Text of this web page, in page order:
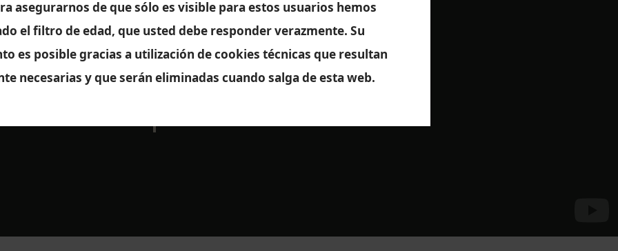
se caracteriza por defender la calidad y el origen de sus productos,
la tradición de la sidra vasca y apostando por la innovación.
asegurarnos de que sólo es visible para estos usuarios hemos
el filtro de edad, que usted debe responder verazmente. Su
es posible gracias a utilización de cookies técnicas que resultan
necesarias y que serán eliminadas cuando salga de esta web.